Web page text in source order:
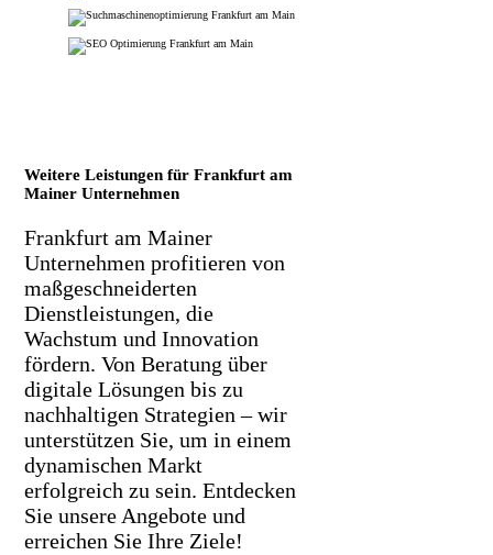
Weitere Leistungen für Frankfurt am
Mainer Unternehmen
Frankfurt am Mainer
Unternehmen profitieren von
maßgeschneiderten
Dienstleistungen, die
Wachstum und Innovation
fördern. Von Beratung über
digitale Lösungen bis zu
nachhaltigen Strategien – wir
unterstützen Sie, um in einem
dynamischen Markt
erfolgreich zu sein. Entdecken
Sie unsere Angebote und
erreichen Sie Ihre Ziele!